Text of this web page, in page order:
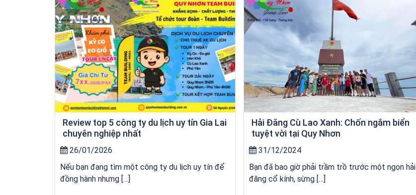
Review top 5 công ty du lịch uy tín Gia Lai
chuyên nghiệp nhất
26/01/2026
Nếu bạn đang tìm một công ty du lịch uy tín để
đồng hành nhưng […]
Hải Đăng Cù Lao Xanh: Chốn ngắm biển
tuyệt vời tại Quy Nhơn
31/12/2024
Bạn đã bao giờ phải trầm trồ trước một ngọn hải
đăng cổ kính, sừng […]